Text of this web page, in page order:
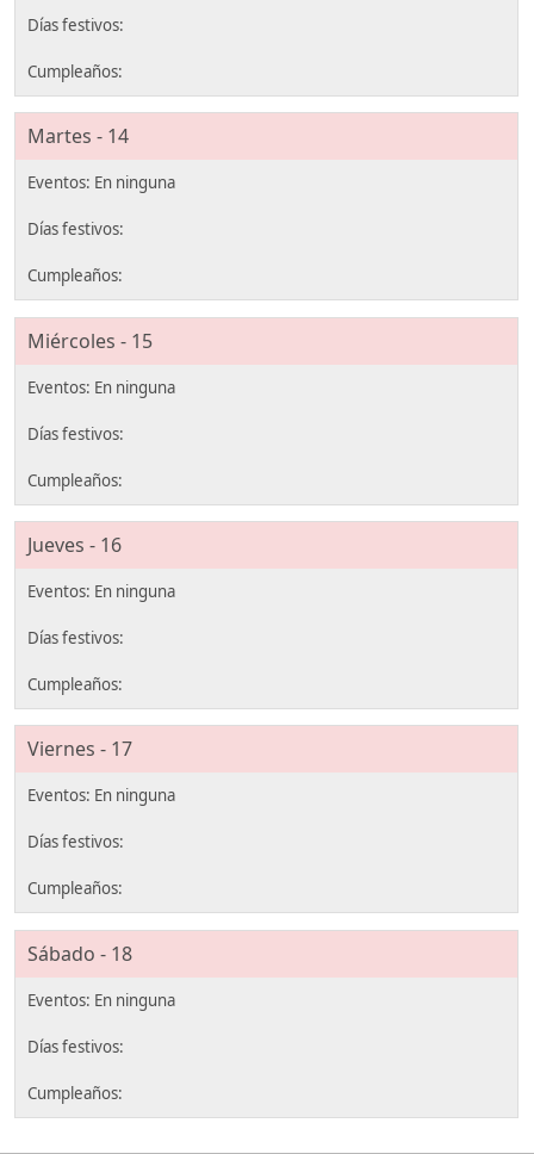
Martes - 14
Miércoles - 15
Jueves - 16
Viernes - 17
Sábado - 18